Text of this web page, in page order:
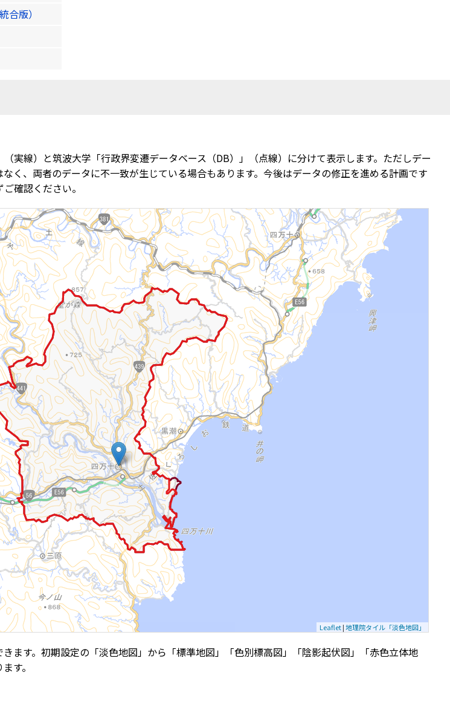
合版）
実線）と筑波大学「行政界変遷データベース（DB）」（点線）に分けて表示します。ただしデー
く、両者のデータに不一致が生じている場合もあります。今後はデータの修正を進める計画です
確認ください。
Leaflet|地理院タイル「淡色地図」
ます。初期設定の「淡色地図」から「標準地図」「色別標高図」「陰影起伏図」「赤色立体地
す。